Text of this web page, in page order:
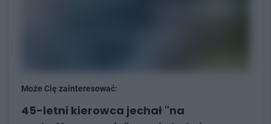
Może Cię zainteresować:
45-letni kierowca jechał "na